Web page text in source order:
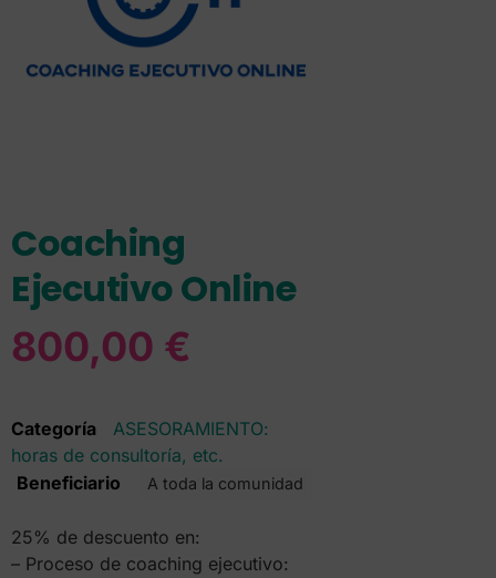
Coaching
Ejecutivo Online
800,00 €
Categoría
ASESORAMIENTO:
horas de consultoría, etc.
Beneficiario
A toda la comunidad
25% de descuento en:
– Proceso de coaching ejecutivo: